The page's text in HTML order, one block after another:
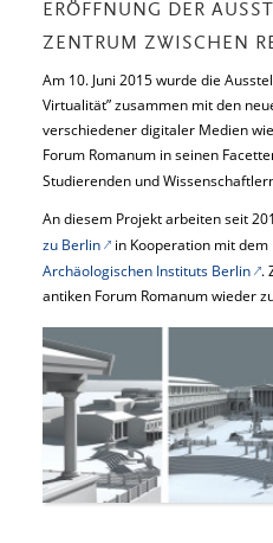
ERÖFFNUNG DER
ZENTRUM ZWISCHEN
Am 10. Juni 2015 wurde die
Virtualität” zusammen mit den
verschiedener digitaler Medien
Forum Romanum in seinen
Studierenden und
An diesem Projekt arbeiten seit
zu Berlin
in Kooperation mit dem
Archäologischen Instituts Berlin .
antiken Forum Romanum wieder